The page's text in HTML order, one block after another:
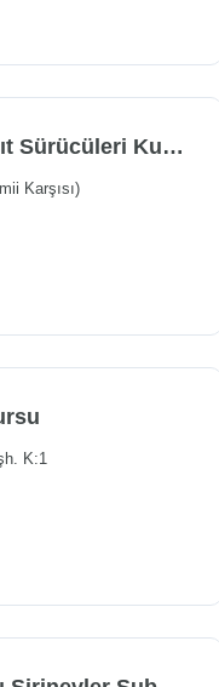
Özel Erkullar Motorlu Taşıt Sürücüleri Kursu
Karşısı)
K:1